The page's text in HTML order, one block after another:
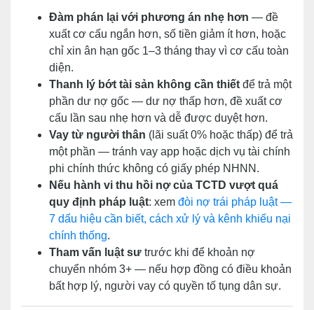
Đàm phán lại với phương án nhẹ hơn — đề
xuất cơ cấu ngắn hơn, số tiền giảm ít hơn, hoặc
chỉ xin ân hạn gốc 1–3 tháng thay vì cơ cấu toàn
diện.
Thanh lý bớt tài sản không cần thiết để trả một
phần dư nợ gốc — dư nợ thấp hơn, đề xuất cơ
cấu lần sau nhẹ hơn và dễ được duyệt hơn.
Vay từ người thân (lãi suất 0% hoặc thấp) để trả
một phần — tránh vay app hoặc dịch vụ tài chính
phi chính thức không có giấy phép NHNN.
Nếu hành vi thu hồi nợ của TCTD vượt quá
quy định pháp luật: xem đòi nợ trái pháp luật —
7 dấu hiệu cần biết, cách xử lý và kênh khiếu nại
chính thống.
Tham vấn luật sư trước khi để khoản nợ
chuyển nhóm 3+ — nếu hợp đồng có điều khoản
bất hợp lý, người vay có quyền tố tụng dân sự.